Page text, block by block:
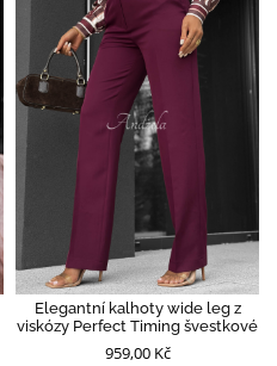
Elegantní kalhoty wide leg z
viskózy Perfect Timing švestkové
959,00 Kč